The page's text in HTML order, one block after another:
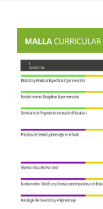
VINCULACIÓN CON
ALUMNI
MALLA CURRICULAR
FORMACIÓN
PERFIL DE EGRESO
FORMULARIO